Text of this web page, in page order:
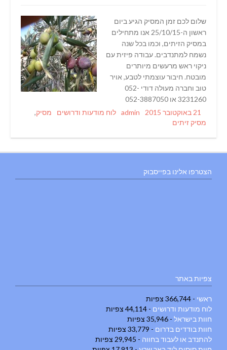
שלום לכם זמן המסיק הגיע ביום
ראשון ה-25/10/15 אנו מתחילים
במסיק הזיתים, וכמו בכל שנה
נשמח למתנדבים. עבודה פיזית עם
ניקוי ראש מרעשים מיותרים
מובטח. חיבור עוצמתי לטבע, אויר
טוב וחברה מעולה דודי 052-
3231260 או 052-3887050
Posted
on
21 באוקטובר 2015 Author
admin
Categories
לוח מודעות ודרושים Tags
מסיק,
מסיק זיתים
הצטרפו אלינו בפייסבוק
צפיות באתר
ראשי - 366,744 צפיות
לוח מודעות ודרושים - 44,114 צפיות
חוות בישראל - 35,946 צפיות
חוות בודדים בדרום - 33,779 צפיות
להתנדב או לעבוד בחווה - 29,945 צפיות